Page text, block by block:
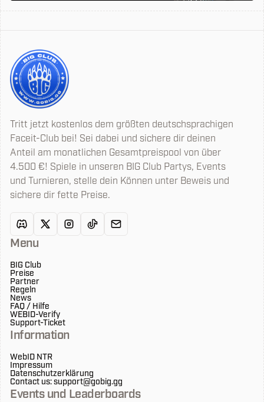
Tritt jetzt kostenlos dem größten deutschsprachigen
Faceit-Club bei! Sei dabei und sichere dir deinen
Anteil am monatlichen Gesamtpreispool von über
4.500 €! Spiele in unseren BIG Club Partys, Events
und Turnieren, stelle dein Können unter Beweis und
sichere dir fette Preise.
Menu
BIG Club
Preise
Partner
Regeln
News
FAQ / Hilfe
WEBID-Verify
Support-Ticket
Information
WebID NTR
Impressum
Datenschutzerklärung
Contact us: support@gobig.gg
Events und Leaderboards